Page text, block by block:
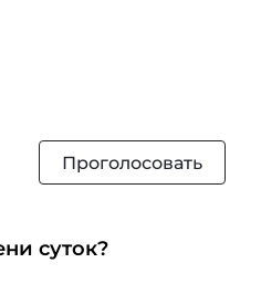
Проголосовать
суток?